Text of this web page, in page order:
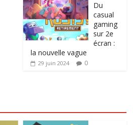
Du
casual
gaming
sur 2e
écran :
la nouvelle vague
29 juin 2024 0